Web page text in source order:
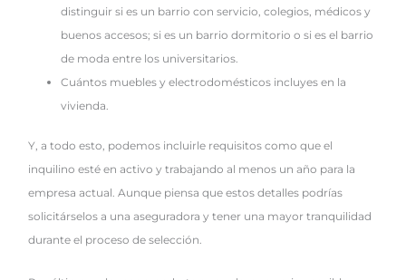
distinguir si es un barrio con servicio, colegios, médicos y
buenos accesos; si es un barrio dormitorio o si es el barrio
de moda entre los universitarios.
Cuántos muebles y electrodomésticos incluyes en la
vivienda.
Y, a todo esto, podemos incluirle requisitos como que el
inquilino esté en activo y trabajando al menos un año para la
empresa actual. Aunque piensa que estos detalles podrías
solicitárselos a una aseguradora y tener una mayor tranquilidad
durante el proceso de selección.